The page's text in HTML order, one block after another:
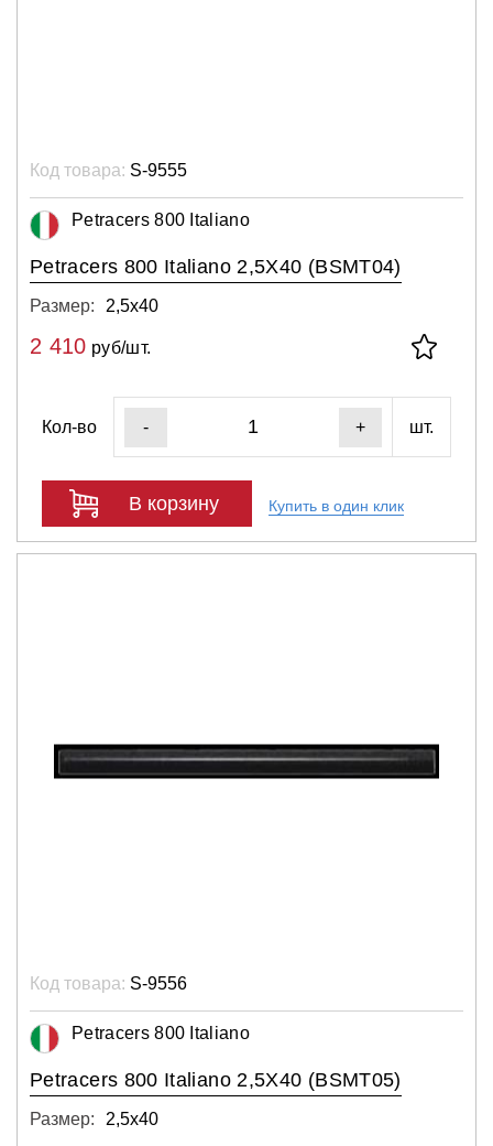
Код товара: S-9555
Petracers 800 Italiano
Petracers 800 Italiano 2,5X40 (BSMT04)
Размер: 2,5х40
2 410 руб/шт.
Кол-во - + шт.
В корзину Купить в один клик
Код товара: S-9556
Petracers 800 Italiano
Petracers 800 Italiano 2,5X40 (BSMT05)
Размер: 2,5х40